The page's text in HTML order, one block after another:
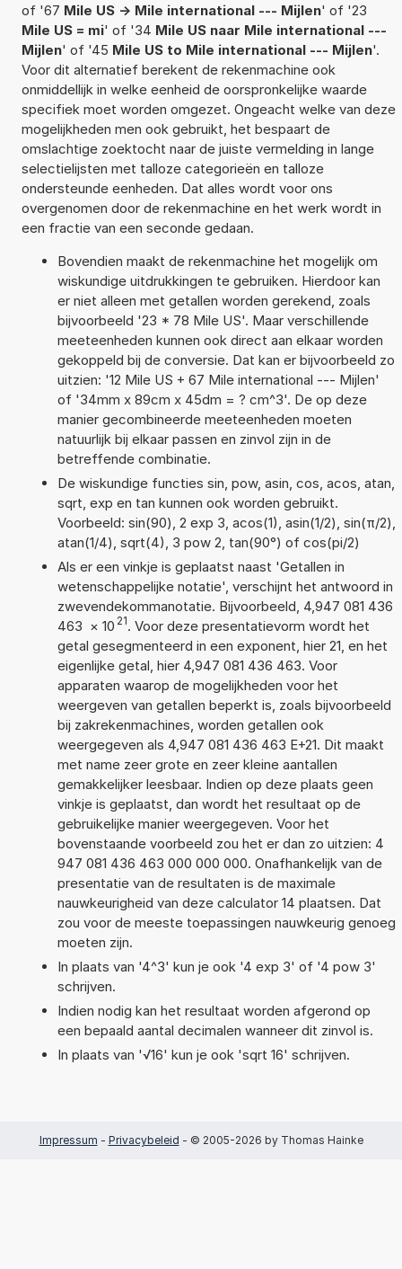
of '67 Mile US -> Mile international --- Mijlen' of '23
Mile US = mi' of '34 Mile US naar Mile international ---
Mijlen' of '45 Mile US to Mile international --- Mijlen'.
Voor dit alternatief berekent de rekenmachine ook
onmiddellijk in welke eenheid de oorspronkelijke waarde
specifiek moet worden omgezet. Ongeacht welke van deze
mogelijkheden men ook gebruikt, het bespaart de
omslachtige zoektocht naar de juiste vermelding in lange
selectielijsten met talloze categorieën en talloze
ondersteunde eenheden. Dat alles wordt voor ons
overgenomen door de rekenmachine en het werk wordt in
een fractie van een seconde gedaan.
Bovendien maakt de rekenmachine het mogelijk om
wiskundige uitdrukkingen te gebruiken. Hierdoor kan
er niet alleen met getallen worden gerekend, zoals
bijvoorbeeld '23 * 78 Mile US'. Maar verschillende
meeteenheden kunnen ook direct aan elkaar worden
gekoppeld bij de conversie. Dat kan er bijvoorbeeld zo
uitzien: '12 Mile US + 67 Mile international --- Mijlen'
of '34mm x 89cm x 45dm = ? cm^3'. De op deze
manier gecombineerde meeteenheden moeten
natuurlijk bij elkaar passen en zinvol zijn in de
betreffende combinatie.
De wiskundige functies sin, pow, asin, cos, acos, atan,
sqrt, exp en tan kunnen ook worden gebruikt.
Voorbeeld: sin(90), 2 exp 3, acos(1), asin(1/2), sin(π/2),
atan(1/4), sqrt(4), 3 pow 2, tan(90°) of cos(pi/2)
Als er een vinkje is geplaatst naast 'Getallen in
wetenschappelijke notatie', verschijnt het antwoord in
zwevendekommanotatie. Bijvoorbeeld, 4,947 081 436
463 × 10 21. Voor deze presentatievorm wordt het
getal gesegmenteerd in een exponent, hier 21, en het
eigenlijke getal, hier 4,947 081 436 463. Voor
apparaten waarop de mogelijkheden voor het
weergeven van getallen beperkt is, zoals bijvoorbeeld
bij zakrekenmachines, worden getallen ook
weergegeven als 4,947 081 436 463 E+21. Dit maakt
met name zeer grote en zeer kleine aantallen
gemakkelijker leesbaar. Indien op deze plaats geen
vinkje is geplaatst, dan wordt het resultaat op de
gebruikelijke manier weergegeven. Voor het
bovenstaande voorbeeld zou het er dan zo uitzien: 4
947 081 436 463 000 000 000. Onafhankelijk van de
presentatie van de resultaten is de maximale
nauwkeurigheid van deze calculator 14 plaatsen. Dat
zou voor de meeste toepassingen nauwkeurig genoeg
moeten zijn.
In plaats van '4^3' kun je ook '4 exp 3' of '4 pow 3'
schrijven.
Indien nodig kan het resultaat worden afgerond op
een bepaald aantal decimalen wanneer dit zinvol is.
In plaats van '√16' kun je ook 'sqrt 16' schrijven.
Impressum - Privacybeleid - © 2005-2026 by Thomas Hainke